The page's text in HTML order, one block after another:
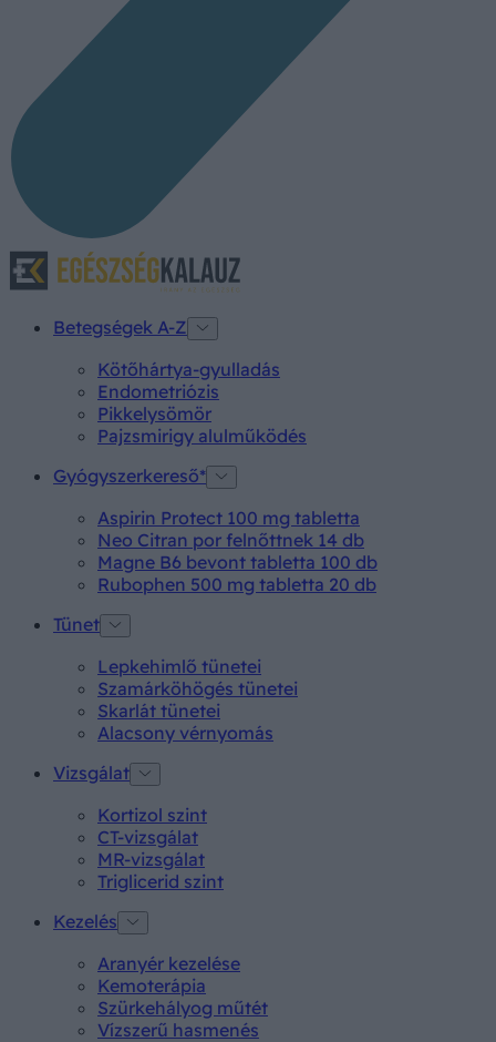
Betegségek A-Z
Kötőhártya-gyulladás
Endometriózis
Pikkelysömör
Pajzsmirigy alulműködés
Gyógyszerkereső*
Aspirin Protect 100 mg tabletta
Neo Citran por felnőttnek 14 db
Magne B6 bevont tabletta 100 db
Rubophen 500 mg tabletta 20 db
Tünet
Lepkehimlő tünetei
Szamárköhögés tünetei
Skarlát tünetei
Alacsony vérnyomás
Vizsgálat
Kortizol szint
CT-vizsgálat
MR-vizsgálat
Triglicerid szint
Kezelés
Aranyér kezelése
Kemoterápia
Szürkehályog műtét
Vízszerű hasmenés